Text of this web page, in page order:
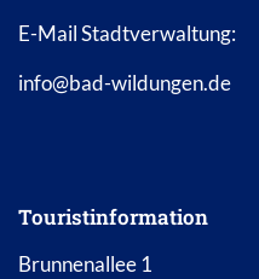
E-Mail Stadtverwaltung:
info@bad-wildungen.de
Touristinformation
Brunnenallee 1